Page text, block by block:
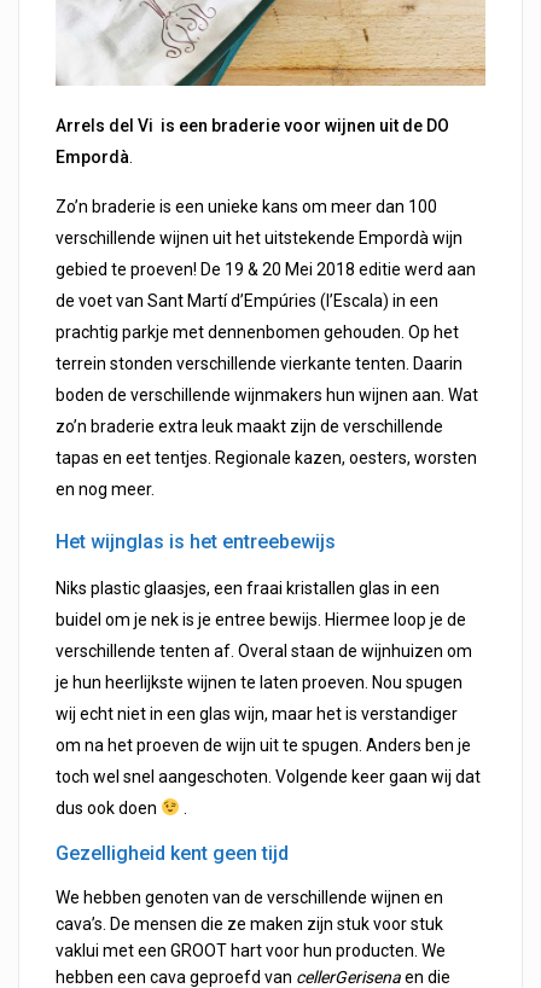
Arrels del Vi is een braderievoor wijnen uit de DO
Empordà
Zo’n braderie is een unieke kans om meer dan 100
verschillende wijnen uit het uitstekende Empordà wijn
gebied te proeven! De 19 & 20 Mei 2018 editie werd aan
de voet van Sant Martí d’Empúries (l’Escala) in een
prachtig parkje met dennenbomen gehouden. Op het
terrein stonden verschillende vierkante tenten. Daarin
boden de verschillende wijnmakers hun wijnen aan. Wat
zo’n braderie extra leuk maakt zijn de verschillende
tapas en eet tentjes. Regionale kazen, oesters, worsten
en nog meer.
Het wijnglas is het entreebewijs
Niks plastic glaasjes, een fraai kristallen glas in een
buidel om je nek is je entree bewijs. Hiermee loop je de
verschillende tenten af. Overal staan de wijnhuizen om
je hun heerlijkste wijnen te laten proeven. Nou spugen
wij echt niet in een glas wijn, maar het is verstandiger
om na het proeven de wijn uit te spugen. Anders ben je
toch wel snel aangeschoten. Volgende keer gaan wij dat
dus ook doen
Gezelligheid kent geen tijd
We hebben genoten van de verschillende wijnen en
cava’s. De mensen die ze maken zijn stuk voor stuk
vaklui met een GROOT hart voor hun producten. We
hebben een cava geproefd van cellerGerisenaen die